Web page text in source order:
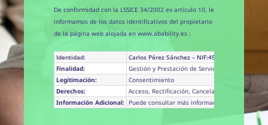
De conformidad con la LSSICE 34/2002 ex artículo 10, le
informamos de los datos identificativos del propietario
de la página web alojada en www.abability.es :
Identidad:
Carlos Pérez Sánchez – NIF:45688037D
Finalidad:
Gestión y Prestación de Servicios Solicitados
Legitimación:
Consentimiento
Derechos:
Acceso, Rectificación, Cancelación, Oposición,
Información Adicional:
Puede consultar más información detallada